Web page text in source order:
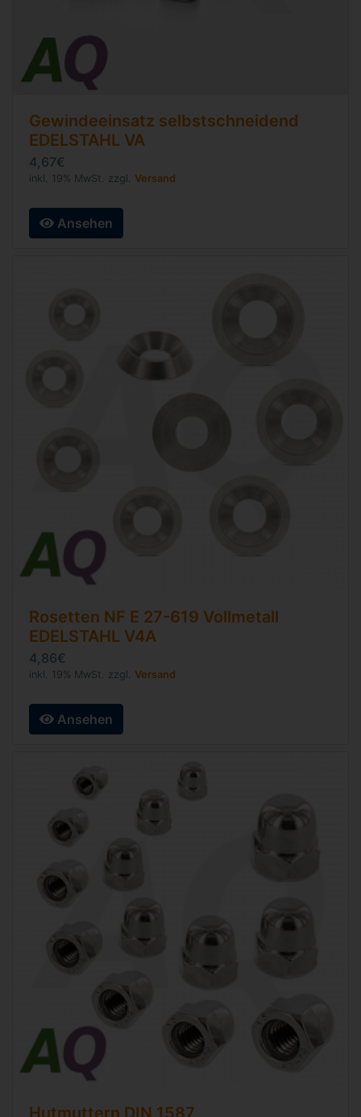
Gewindeeinsatz selbstschneidend
EDELSTAHL VA
4,67€
inkl. 19% MwSt. zzgl. Versand
Ansehen
Rosetten NF E 27-619 Vollmetall
EDELSTAHL V4A
4,86€
inkl. 19% MwSt. zzgl. Versand
Ansehen
Hutmuttern DIN 1587